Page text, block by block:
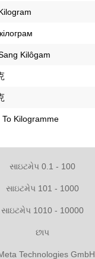
Kilôgam
Kilogramme
સાઇટમેપ 0.1 - 100
સાઇટમેપ 101 - 1000
સાઇટમેપ 1010 - 10000
છાપ
Technologies GmbH